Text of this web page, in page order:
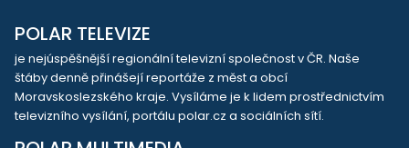
POLAR TELEVIZE
je nejúspěšnější regionální televizní společnost v ČR. Naše
štáby denně přinášejí reportáže z měst a obcí
Moravskoslezského kraje. Vysíláme je k lidem prostřednictvím
televizního vysílání, portálu polar.cz a sociálních sítí.